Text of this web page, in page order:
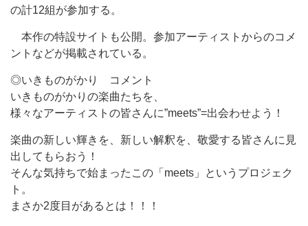
の計12組が参加する。
本作の特設サイトも公開。参加アーティストからのコメ
ントなどが掲載されている。
◎いきものがかり コメント
いきものがかりの楽曲たちを、
様々なアーティストの皆さんに”meets”=出会わせよう！
楽曲の新しい輝きを、新しい解釈を、敬愛する皆さんに見
出してもらおう！
そんな気持ちで始まったこの「meets」というプロジェク
ト。
まさか2度目があるとは！！！